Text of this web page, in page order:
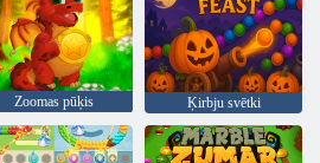
Zoomas pūķis Ķirbju svētki